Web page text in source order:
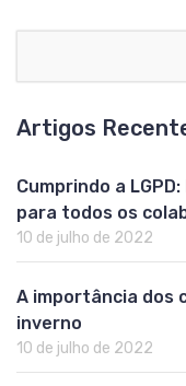
Artigos
Cumprindo a
para todos os
10 de julho de 2022
A importância dos
inverno
10 de julho de 2022